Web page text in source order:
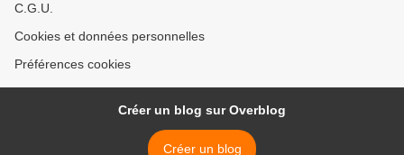
C.G.U.
Cookies et données personnelles
Préférences cookies
Créer un blog sur Overblog
Créer un blog